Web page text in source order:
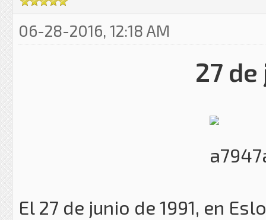
06-28-2016, 12:18 AM
27 de
El 27 de junio de 1991, en